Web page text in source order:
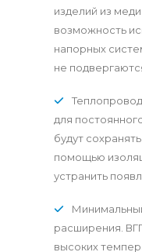
изделий из
возможность
напорных
не
для
будут
помощью
устранить
расширения.
высоких